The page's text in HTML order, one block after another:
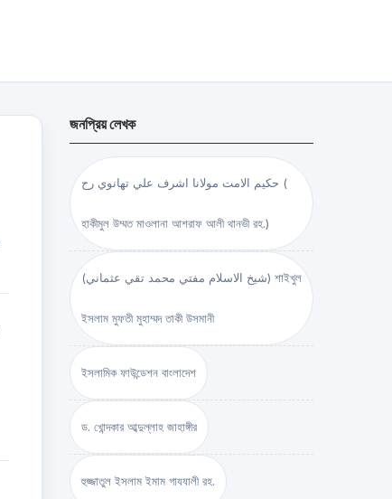
জনপ্রিয় লেখক
حكيم الامت مولانا اشرف علي تهانوي رح (
হাকীমুল উম্মত মাওলানা আশরাফ আলী থানভী রহ.)
(شيخ الاسلام مفتي محمد تقي عثماني) শাইখুল
ইসলাম মুফতী মুহাম্মদ তাকী উসমানী
ইসলামিক ফাউন্ডেশন বাংলাদেশ
ড. খোন্দকার আব্দুল্লাহ জাহাঙ্গীর
হুজ্জাতুল ইসলাম ইমাম গাযযালী রহ.